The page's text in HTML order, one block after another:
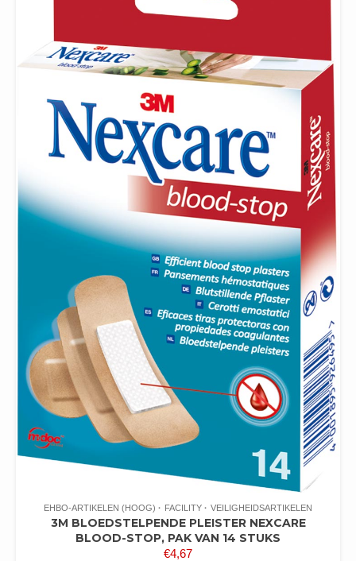
EHBO-ARTIKELEN (HOOG) FACILITY VEILIGHEIDSARTIKELEN
3M BLOEDSTELPENDE PLEISTER NEXCARE
BLOOD-STOP, PAK VAN 14 STUKS
€4,67